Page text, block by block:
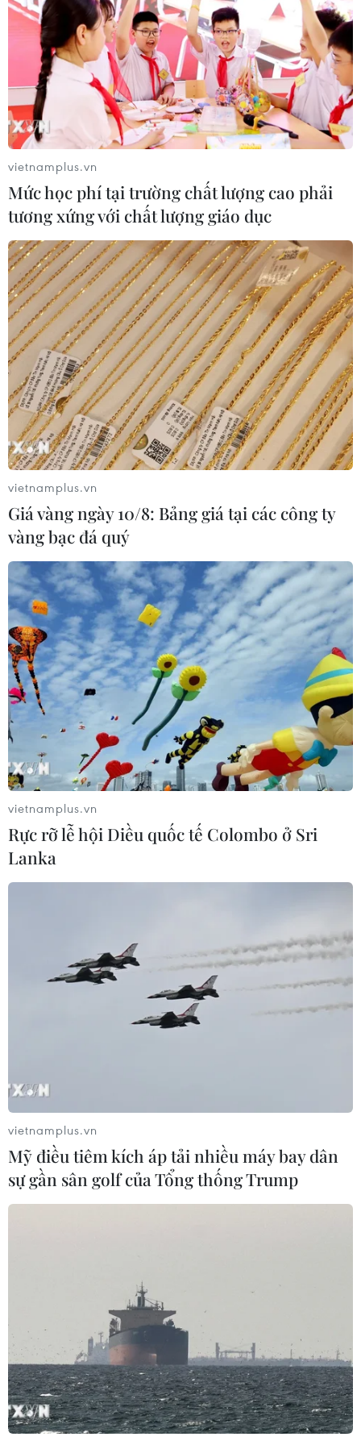
vietnamplus.vn
Mức học phí tại trường chất lượng cao phải
tương xứng với chất lượng giáo dục
vietnamplus.vn
Giá vàng ngày 10/8: Bảng giá tại các công ty
vàng bạc đá quý
vietnamplus.vn
Rực rỡ lễ hội Diều quốc tế Colombo ở Sri
Lanka
vietnamplus.vn
Mỹ điều tiêm kích áp tải nhiều máy bay dân
sự gần sân golf của Tổng thống Trump